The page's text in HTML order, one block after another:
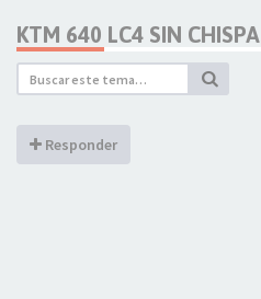
KTM 640 LC4 SIN CHISPA
Responder